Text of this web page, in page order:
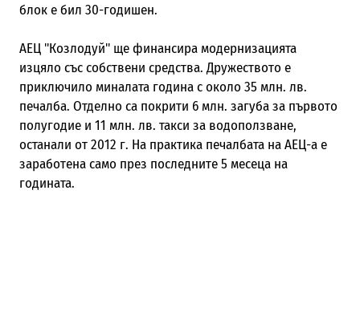
блок е бил 30-годишен.
АЕЦ "Козлодуй" ще финансира модернизацията
изцяло със собствени средства. Дружеството е
приключило миналата година с около 35 млн. лв.
печалба. Отделно са покрити 6 млн. загуба за първото
полугодие и 11 млн. лв. такси за водоползване,
останали от 2012 г. На практика печалбата на АЕЦ-а е
заработена само през последните 5 месеца на
годината.